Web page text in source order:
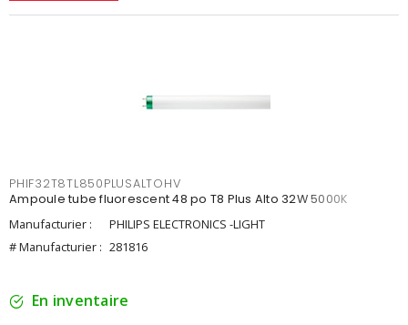
PHIF32T8TL850PLUSALTOHV
Ampoule tube fluorescent 48 po T8 Plus Alto 32W 5000K
Manufacturier :
PHILIPS ELECTRONICS -LIGHT
# Manufacturier : 281816
En inventaire